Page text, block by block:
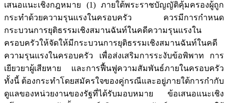
เสนอแนะเชิงกฎหมาย (1) ภายใต้พระราชบัญญัติคุ้มครองผู้ถูก
กระทำด้วยความรุนแรงในครอบครัว ควรมีการกำหนด
กระบวนการยุติธรรมเชิงสมานฉันท์ในคดีความรุนแรงใน
ครอบครัวให้จัดให้มีกระบวนการยุติธรรมเชิงสมานฉันท์ในคดี
ความรุนแรงในครอบครัว เพื่อส่งเสริมการระงับข้อพิพาท การ
เยียวยาผู้เสียหาย และการฟื้นฟูความสัมพันธ์ภายในครอบครัว
ทั้งนี้ ต้องกระทำโดยสมัครใจของคู่กรณีและอยู่ภายใต้การกำกับ
ดูแลของหน่วยงานของรัฐที่ได้รับมอบหมาย ข้อเสนอแนะเชิง